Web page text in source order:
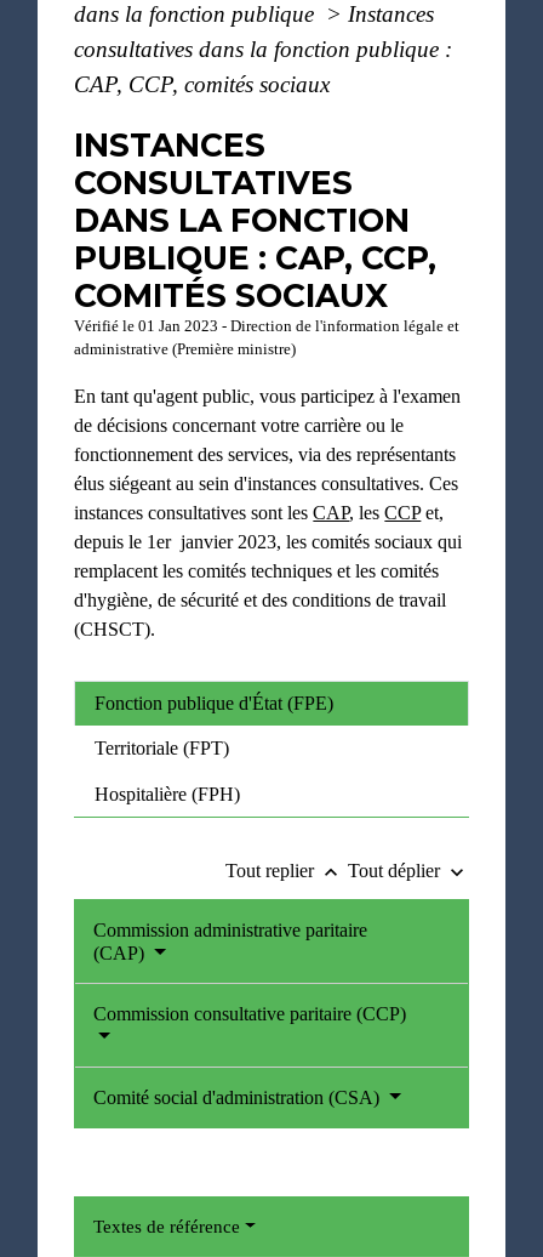
dans la fonction publique > Instances
consultatives dans la fonction publique :
CAP, CCP, comités sociaux
INSTANCES
CONSULTATIVES
DANS LA FONCTION
PUBLIQUE : CAP, CCP,
COMITÉS SOCIAUX
Vérifié le 01 Jan 2023 - Direction de l'information légale et
administrative (Première ministre)
En tant qu'agent public, vous participez à l'examen
de décisions concernant votre carrière ou le
fonctionnement des services, via des représentants
élus siégeant au sein d'instances consultatives. Ces
instances consultatives sont lesCAP, lesCCPet,
depuis le 1er janvier 2023, les comités sociaux qui
remplacent les comités techniques et les comités
d'hygiène, de sécurité et des conditions de travail
(CHSCT).
Fonction publique d'État (FPE)
Territoriale (FPT)
Hospitalière (FPH)
Tout replier keyboard_arrow_up Tout déplier keyboard_arrow_down
Commission administrative paritaire
(CAP)
Commission consultative paritaire (CCP)
Comité social d'administration (CSA)
Textes de référence